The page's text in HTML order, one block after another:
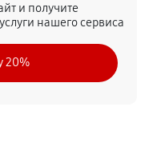
и получите
нашего сервиса
20%